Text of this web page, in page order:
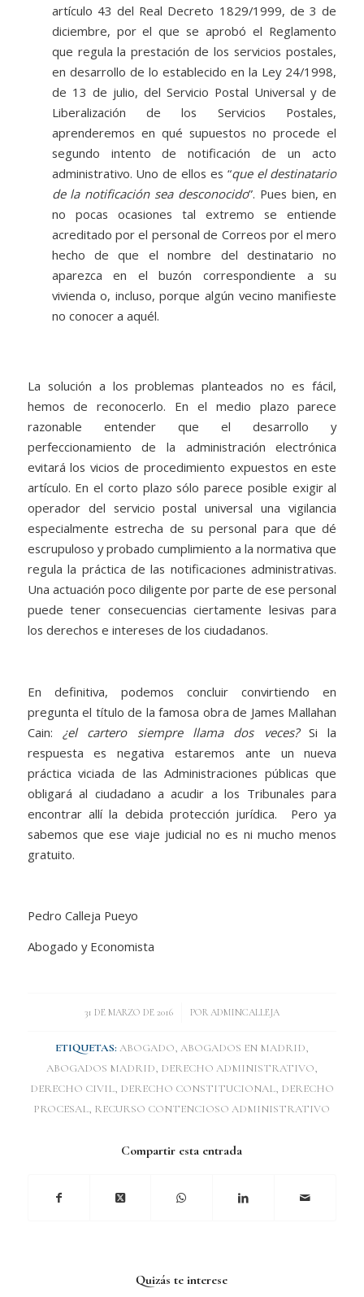
artículo 43 del Real Decreto 1829/1999, de 3 de
diciembre, por el que se aprobó el Reglamento
que regula la prestación de los servicios postales,
en desarrollo de lo establecido en la Ley 24/1998,
de 13 de julio, del Servicio Postal Universal y de
Liberalización de los Servicios Postales,
aprenderemos en qué supuestos no procede el
segundo intento de notificación de un acto
administrativo. Uno de ellos es “que el destinatario
de la notificación sea desconocido”. Pues bien, en
no pocas ocasiones tal extremo se entiende
acreditado por el personal de Correos por el mero
hecho de que el nombre del destinatario no
aparezca en el buzón correspondiente a su
vivienda o, incluso, porque algún vecino manifieste
no conocer a aquél.
La solución a los problemas planteados no es fácil,
hemos de reconocerlo. En el medio plazo parece
razonable entender que el desarrollo y
perfeccionamiento de la administración electrónica
evitará los vicios de procedimiento expuestos en este
artículo. En el corto plazo sólo parece posible exigir al
operador del servicio postal universal una vigilancia
especialmente estrecha de su personal para que dé
escrupuloso y probado cumplimiento a la normativa que
regula la práctica de las notificaciones administrativas.
Una actuación poco diligente por parte de ese personal
puede tener consecuencias ciertamente lesivas para
los derechos e intereses de los ciudadanos.
En definitiva, podemos concluir convirtiendo en
pregunta el título de la famosa obra de James Mallahan
Cain: ¿el cartero siempre llama dos veces?Si la
respuesta es negativa estaremos ante un nueva
práctica viciada de las Administraciones públicas que
obligará al ciudadano a acudir a los Tribunales para
encontrar allí la debida protección jurídica. Pero ya
sabemos que ese viaje judicial no es ni mucho menos
gratuito.
Pedro Calleja Pueyo
Abogado y Economista
31 DE MARZO DE 2016
/ POR ADMINCALLEJA
ETIQUETAS: ABOGADO, ABOGADOS EN MADRID,
ABOGADOS MADRID, DERECHO ADMINISTRATIVO,
DERECHO CIVIL, DERECHO CONSTITUCIONAL, DERECHO
PROCESAL, RECURSO CONTENCIOSO ADMINISTRATIVO
Compartir esta entrada
Quizás te interese